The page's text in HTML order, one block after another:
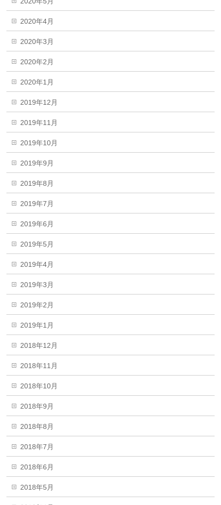
2020年4月
2020年3月
2020年2月
2020年1月
2019年12月
2019年11月
2019年10月
2019年9月
2019年8月
2019年7月
2019年6月
2019年5月
2019年4月
2019年3月
2019年2月
2019年1月
2018年12月
2018年11月
2018年10月
2018年9月
2018年8月
2018年7月
2018年6月
2018年5月